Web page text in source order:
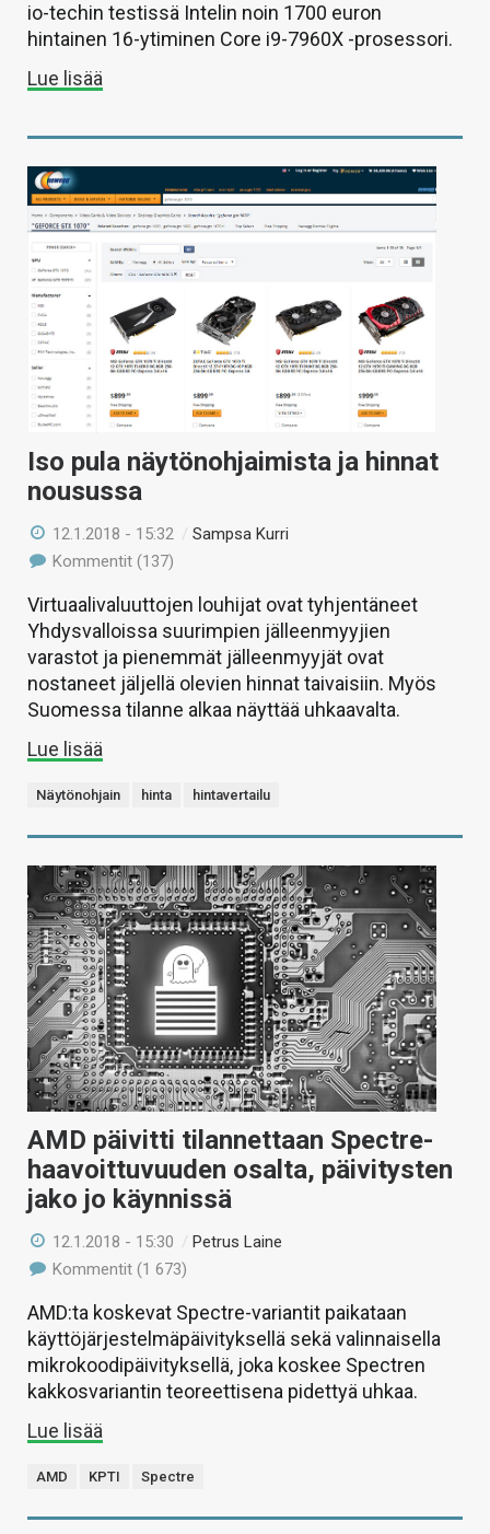
io-techin testissä Intelin noin 1700 euron
hintainen 16-ytiminen Core i9-7960X -prosessori.
Lue lisää
Iso pula näytönohjaimista ja hinnat
nousussa
12.1.2018 - 15:32 /Sampsa Kurri
Kommentit (137)
Virtuaalivaluuttojen louhijat ovat tyhjentäneet
Yhdysvalloissa suurimpien jälleenmyyjien
varastot ja pienemmät jälleenmyyjät ovat
nostaneet jäljellä olevien hinnat taivaisiin. Myös
Suomessa tilanne alkaa näyttää uhkaavalta.
Lue lisää
Näytönohjain hinta hintavertailu
AMD päivitti tilannettaan Spectre-
haavoittuvuuden osalta, päivitysten
jako jo käynnissä
12.1.2018 - 15:30 /Petrus Laine
Kommentit (1 673)
AMD:ta koskevat Spectre-variantit paikataan
käyttöjärjestelmäpäivityksellä sekä valinnaisella
mikrokoodipäivityksellä, joka koskee Spectren
kakkosvariantin teoreettisena pidettyä uhkaa.
Lue lisää
AMD KPTI Spectre